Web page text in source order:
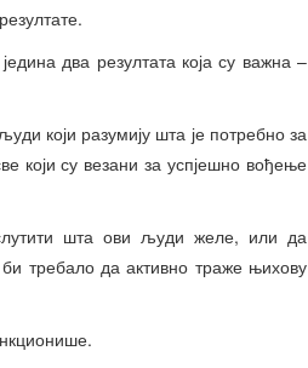
два резултата која су важна –
који разумију шта је потребно за
који су везани за успјешно вођење
шта ови људи желе, или да
требало да активно траже њихову